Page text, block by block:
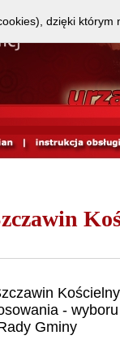
-
Gminy
dzięki którym